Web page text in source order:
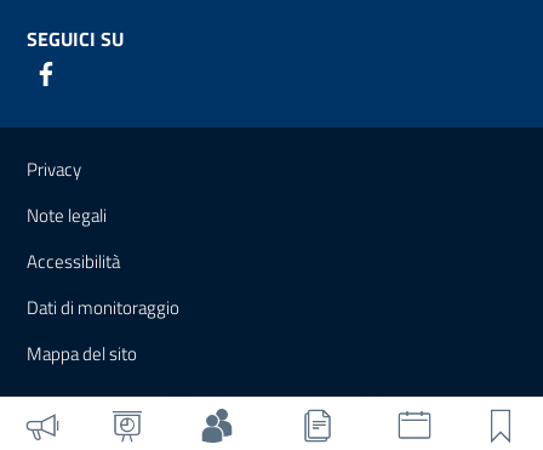
SEGUICI SU
Link e informazioni utili
Privacy
Note legali
Accessibilità
Dati di monitoraggio
Mappa del sito